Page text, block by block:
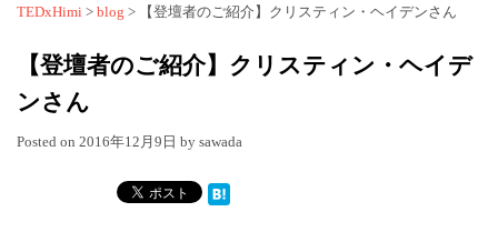
TEDxHimi > blog > 【登壇者のご紹介】クリスティン・ヘイデンさん
【登壇者のご紹介】クリスティン・ヘイデ
ンさん
Posted on 2016年12月9日 by sawada